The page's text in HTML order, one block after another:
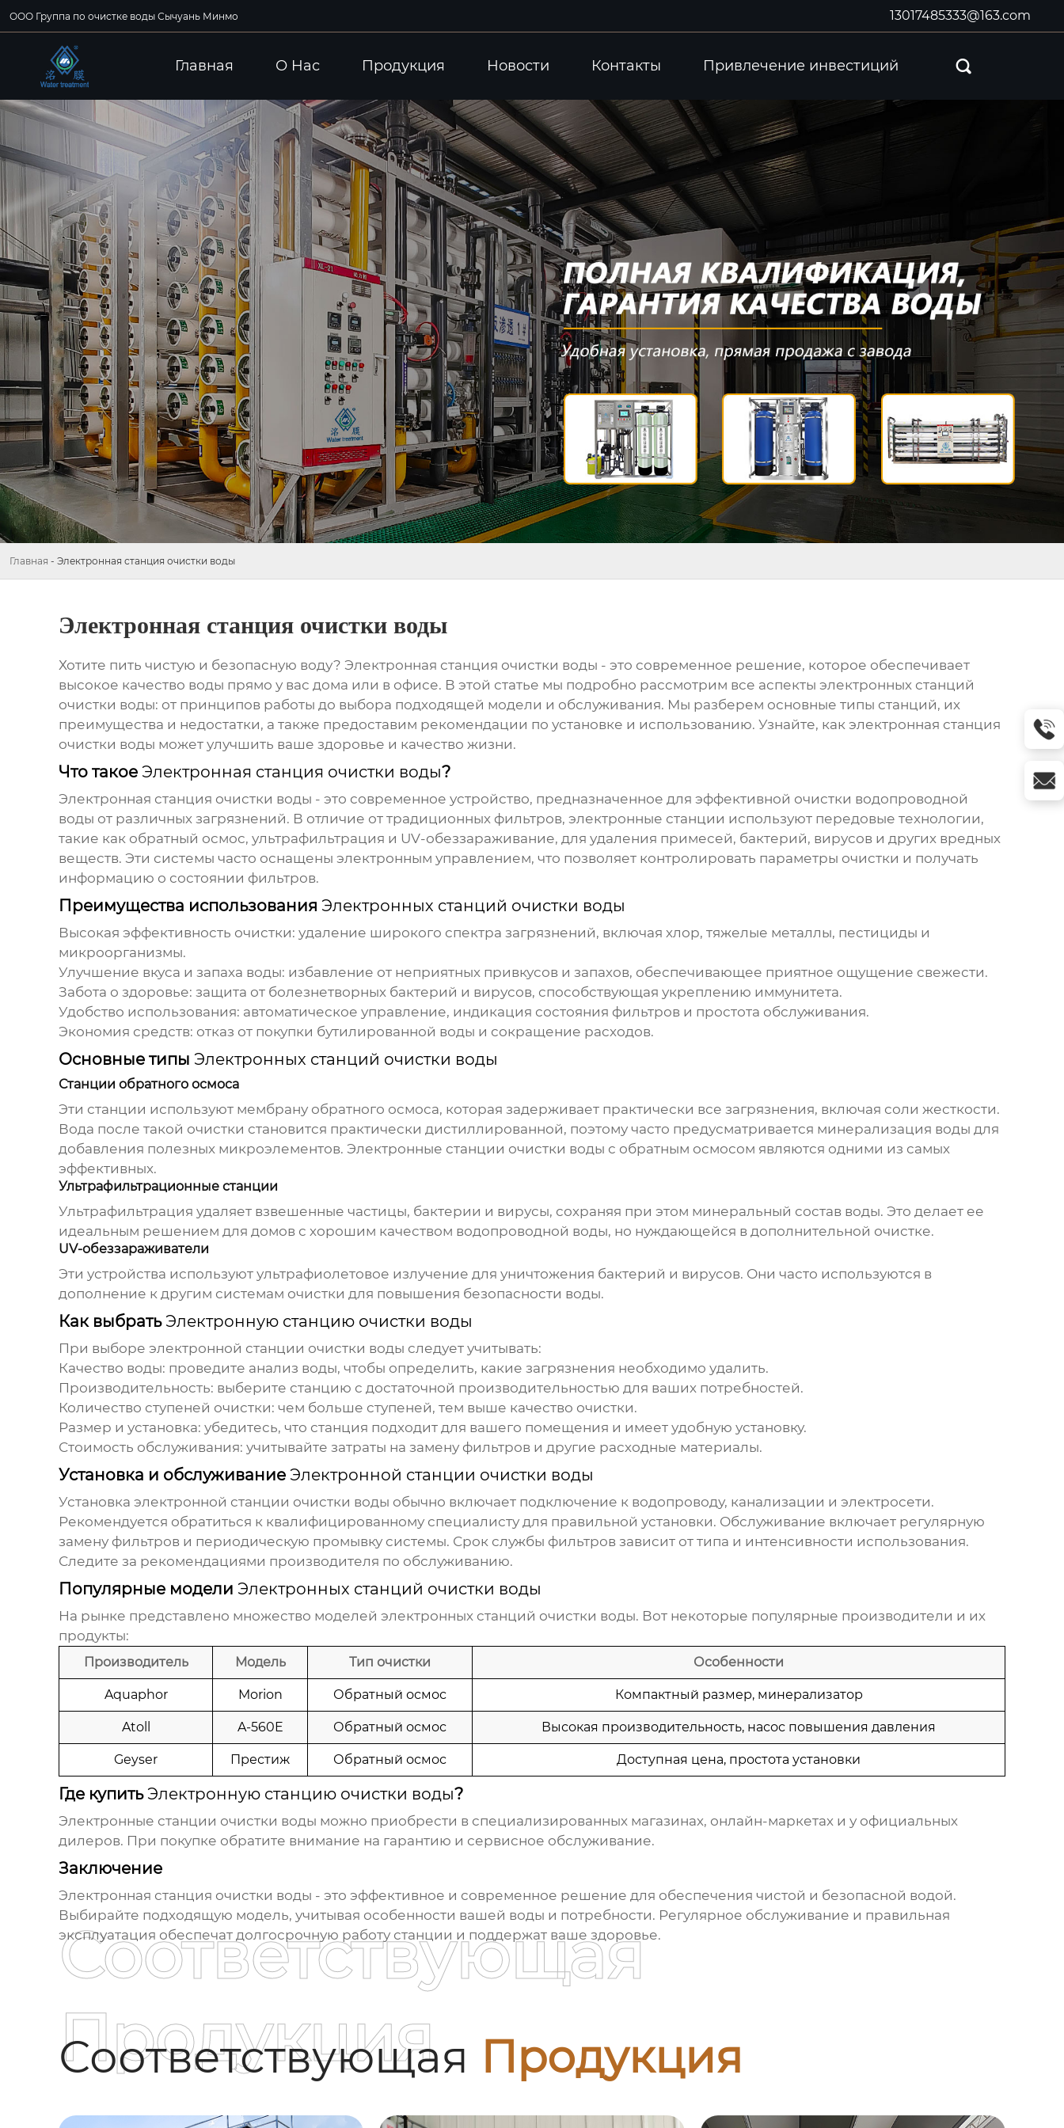
ООО Группа по очистке воды Сычуань Минмо 13017485333@163.com
Главная О Hас Продукция Новости Контакты Привлечение инвестиций 
Главная - Электронная станция очистки воды
Электронная станция очистки воды
Хотите пить чистую и безопасную воду? Электронная станция очистки воды - это современное решение, которое обеспечивает
высокое качество воды прямо у вас дома или в офисе. В этой статье мы подробно рассмотрим все аспекты электронных станций
очистки воды: от принципов работы до выбора подходящей модели и обслуживания. Мы разберем основные типы станций, их
преимущества и недостатки, а также предоставим рекомендации по установке и использованию. Узнайте, как электронная станция
очистки воды может улучшить ваше здоровье и качество жизни.
Что такое Электронная станция очистки воды?
Электронная станция очистки воды - это современное устройство, предназначенное для эффективной очистки водопроводной
воды от различных загрязнений. В отличие от традиционных фильтров, электронные станции используют передовые технологии,
такие как обратный осмос, ультрафильтрация и UV-обеззараживание, для удаления примесей, бактерий, вирусов и других вредных
веществ. Эти системы часто оснащены электронным управлением, что позволяет контролировать параметры очистки и получать
информацию о состоянии фильтров.
Преимущества использования Электронных станций очистки воды
Высокая эффективность очистки: удаление широкого спектра загрязнений, включая хлор, тяжелые металлы, пестициды и
микроорганизмы.
Улучшение вкуса и запаха воды: избавление от неприятных привкусов и запахов, обеспечивающее приятное ощущение свежести.
Забота о здоровье: защита от болезнетворных бактерий и вирусов, способствующая укреплению иммунитета.
Удобство использования: автоматическое управление, индикация состояния фильтров и простота обслуживания.
Экономия средств: отказ от покупки бутилированной воды и сокращение расходов.
Основные типы Электронных станций очистки воды
Станции обратного осмоса
Эти станции используют мембрану обратного осмоса, которая задерживает практически все загрязнения, включая соли жесткости.
Вода после такой очистки становится практически дистиллированной, поэтому часто предусматривается минерализация воды для
добавления полезных микроэлементов. Электронные станции очистки воды с обратным осмосом являются одними из самых
эффективных.
Ультрафильтрационные станции
Ультрафильтрация удаляет взвешенные частицы, бактерии и вирусы, сохраняя при этом минеральный состав воды. Это делает ее
идеальным решением для домов с хорошим качеством водопроводной воды, но нуждающейся в дополнительной очистке.
UV-обеззараживатели
Эти устройства используют ультрафиолетовое излучение для уничтожения бактерий и вирусов. Они часто используются в
дополнение к другим системам очистки для повышения безопасности воды.
Как выбрать Электронную станцию очистки воды
При выборе электронной станции очистки воды следует учитывать:
Качество воды: проведите анализ воды, чтобы определить, какие загрязнения необходимо удалить.
Производительность: выберите станцию с достаточной производительностью для ваших потребностей.
Количество ступеней очистки: чем больше ступеней, тем выше качество очистки.
Размер и установка: убедитесь, что станция подходит для вашего помещения и имеет удобную установку.
Стоимость обслуживания: учитывайте затраты на замену фильтров и другие расходные материалы.
Установка и обслуживание Электронной станции очистки воды
Установка электронной станции очистки воды обычно включает подключение к водопроводу, канализации и электросети.
Рекомендуется обратиться к квалифицированному специалисту для правильной установки. Обслуживание включает регулярную
замену фильтров и периодическую промывку системы. Срок службы фильтров зависит от типа и интенсивности использования.
Следите за рекомендациями производителя по обслуживанию.
Популярные модели Электронных станций очистки воды
На рынке представлено множество моделей электронных станций очистки воды. Вот некоторые популярные производители и их
продукты:
Производитель Модель Тип очистки Особенности
Aquaphor Morion Обратный осмос Компактный размер, минерализатор
Atoll A-560E Обратный осмос Высокая производительность, насос повышения давления
Geyser Престиж Обратный осмос Доступная цена, простота установки
Где купить Электронную станцию очистки воды?
Электронные станции очистки воды можно приобрести в специализированных магазинах, онлайн-маркетах и у официальных
дилеров. При покупке обратите внимание на гарантию и сервисное обслуживание.
Заключение
Электронная станция очистки воды - это эффективное и современное решение для обеспечения чистой и безопасной водой.
Выбирайте подходящую модель, учитывая особенности вашей воды и потребности. Регулярное обслуживание и правильная
эксплуатация обеспечат долгосрочную работу станции и поддержат ваше здоровье.
Соответствующая Продукция
Соответствующая
Продукция